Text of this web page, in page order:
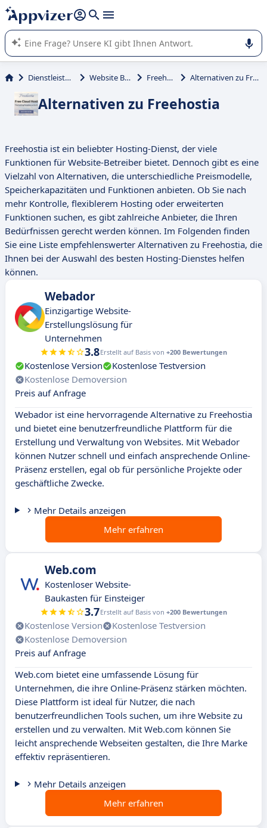
beantworten (mehrere Zeilen mit
Die KI von Appvizer führt Sie bei der Nutzung oder Auswahl
von SaaS-Software in Unternehmen.
Dienstleistungen Website Builder Freehostia Alternativen zu Freehostia
Alternativen zu Freehostia
Freehostia ist ein beliebter Hosting-Dienst, der viele
Funktionen für Website-Betreiber bietet. Dennoch gibt es eine
Vielzahl von Alternativen, die unterschiedliche Preismodelle,
Speicherkapazitäten und Funktionen anbieten. Ob Sie nach
mehr Kontrolle, flexiblerem Hosting oder erweiterten
Funktionen suchen, es gibt zahlreiche Anbieter, die Ihren
Bedürfnissen gerecht werden können. Im Folgenden finden
Sie eine Liste empfehlenswerter Alternativen zu Freehostia, die
Ihnen bei der Auswahl des besten Hosting-Dienstes helfen
können.
Webador
Einzigartige Website-
Erstellungslösung für
Unternehmen
3.8Erstellt auf Basis von +200 Bewertungen
Kostenlose Version
Kostenlose Testversion
Kostenlose Demoversion
Preis auf Anfrage
Webador ist eine hervorragende Alternative zu Freehostia
und bietet eine benutzerfreundliche Plattform für die
Erstellung und Verwaltung von Websites. Mit Webador
können Nutzer schnell und einfach ansprechende Online-
Präsenz erstellen, egal ob für persönliche Projekte oder
geschäftliche Zwecke.
Mehr Details anzeigen
Mehr erfahren
Web.com
Kostenloser Website-
Baukasten für Einsteiger
3.7Erstellt auf Basis von +200 Bewertungen
Kostenlose Version
Kostenlose Testversion
Kostenlose Demoversion
Preis auf Anfrage
Web.com bietet eine umfassende Lösung für
Unternehmen, die ihre Online-Präsenz stärken möchten.
Diese Plattform ist ideal für Nutzer, die nach
benutzerfreundlichen Tools suchen, um ihre Website zu
erstellen und zu verwalten. Mit Web.com können Sie
leicht ansprechende Webseiten gestalten, die Ihre Marke
effektiv repräsentieren.
Mehr Details anzeigen
Mehr erfahren